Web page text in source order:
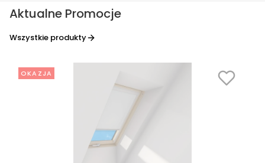
Aktualne Promocje
Wszystkie produkty
OKAZJA